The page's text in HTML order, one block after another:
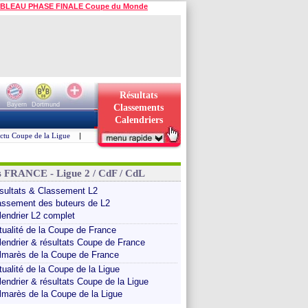
PHASE FINALE Coupe du Monde
Bayern
Dortmund
Résultats
Classements
Calendriers
Coupe de la Ligue |
FRANCE - Ligue 2 / CdF / CdL
& Classement L2
des buteurs de L2
L2 complet
de la Coupe de France
& résultats Coupe de France
de la Coupe de France
de la Coupe de la Ligue
& résultats Coupe de la Ligue
de la Coupe de la Ligue